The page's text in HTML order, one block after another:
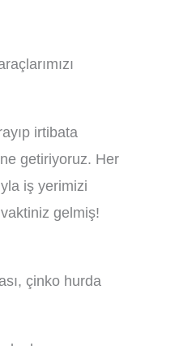
irtibata
getiriyoruz. Her
iş yerimizi
gelmiş!
çinko hurda